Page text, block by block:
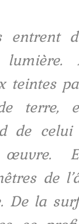
entrent
teintes
terre,
de celui
de
De la